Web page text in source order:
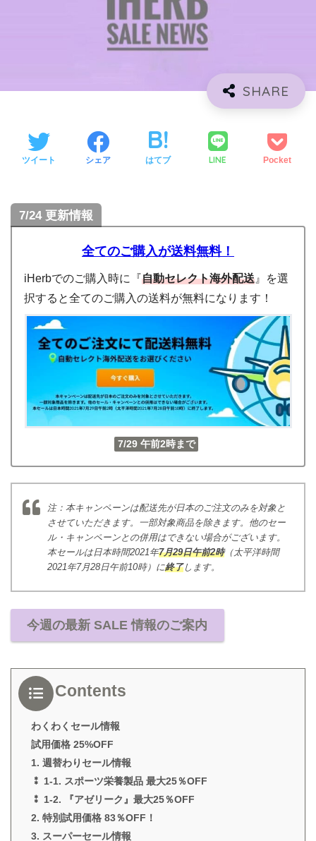
ツイート シェア はてブ LINE Pocket
7/24 更新情報
全てのご購入が送料無料！
iHerbでのご購入時に『自動セレクト海外配送 』を選
択すると全てのご購入の送料が無料になります！
7/29 午前2時まで
注：本キャンペーンは配送先が日本のご注文のみを対象と
させていただきます。一部対象商品を除きます。他のセー
ル・キャンペーンとの併用はできない場合がございます。
本セールは日本時間2021年7月29日午前2時（太平洋時間
2021年7月28日午前10時）に終了します。
今週の最新 SALE 情報のご案内
Contents
わくわくセール情報
試用価格 25%OFF
1. 週替わりセール情報
⁑ 1-1. スポーツ栄養製品 最大25％OFF
⁑ 1-2. 『アゼリーク』最大25％OFF
2. 特別試用価格 83％OFF！
3. スーパーセール情報